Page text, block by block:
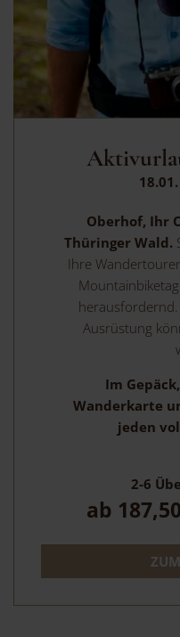
Oberhof, Ihr
Thüringer Wald.
Ihre
Ausrüstung
Im
Wanderkarte
jeden
2-6
ab